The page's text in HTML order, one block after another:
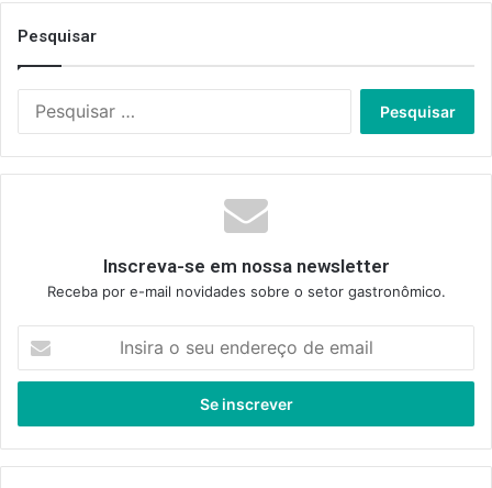
Pesquisar
Inscreva-se em nossa newsletter
Receba por e-mail novidades sobre o setor gastronômico.
seu
de
email